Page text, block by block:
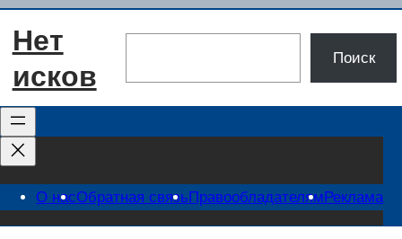
Перейти
Нет
исков
Поиск
О насОбратная связьПравообладателямРеклама